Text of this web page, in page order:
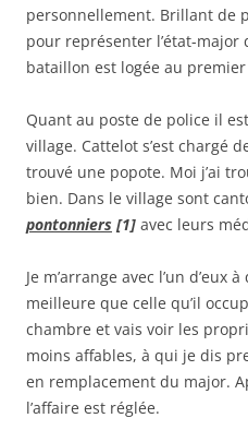
personnellement. Brillant de
pour représenter l’état-
bataillon est logée au premier
Quant au poste de police il
village. Cattelot s’est chargé
trouvé une popote. Moi j’ai
bien. Dans le village sont
pontonniers [1] avec leurs
Je m’arrange avec l’un
meilleure que celle qu’il
chambre et vais voir les
moins affables, à qui je dis
en remplacement du major.
l’affaire est réglée.